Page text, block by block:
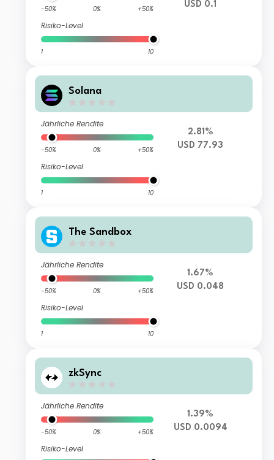
-50% 0% +50%
Risiko-Level
1 10
USD 0.1
Solana
Jährliche Rendite
-50% 0% +50%
Risiko-Level
1 10
2.81%
USD 77.93
The Sandbox
Jährliche Rendite
-50% 0% +50%
Risiko-Level
1 10
1.67%
USD 0.048
zkSync
Jährliche Rendite
-50% 0% +50%
Risiko-Level
1.39%
USD 0.0094